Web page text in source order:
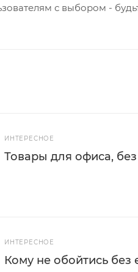
с выбором -
ИНТЕРЕСНОЕ
Товары для офиса,
ИНТЕРЕСНОЕ
Кому не обойтись без